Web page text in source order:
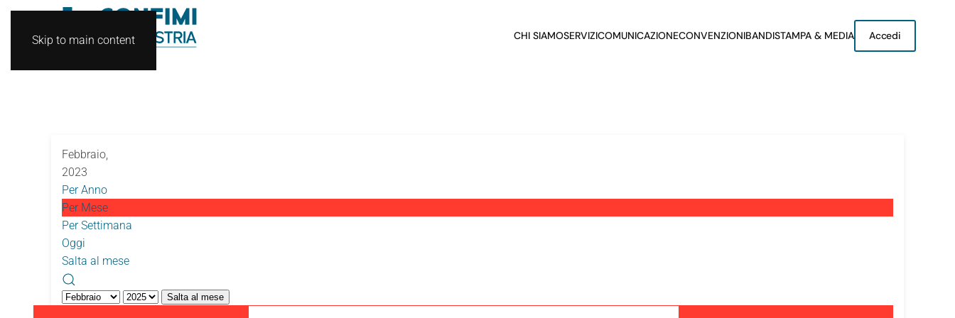
Skip to main content CHI SIAMOSERVIZICOMUNICAZIONECONVENZIONIBANDISTAMPA & MEDIA Accedi
Febbraio,
2023
Per Anno
Per Mese
Per Settimana
Oggi
Salta al mese
Salta al mese